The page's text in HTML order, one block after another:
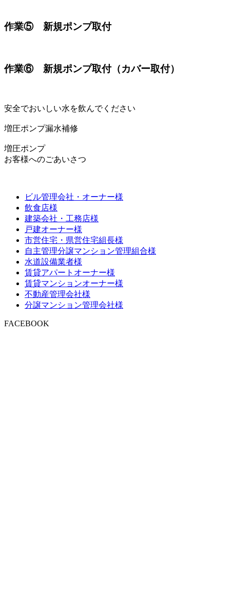
作業⑤ 新規ポンプ取付
作業⑥ 新規ポンプ取付（カバー取付）
安全でおいしい水を飲んでください
増圧ポンプ漏水補修
増圧ポンプ
お客様へのごあいさつ
ビル管理会社・オーナー様
飲食店様
建築会社・工務店様
戸建オーナー様
市営住宅・県営住宅組長様
自主管理分譲マンション管理組合様
水道設備業者様
賃貸アパートオーナー様
賃貸マンションオーナー様
不動産管理会社様
分譲マンション管理会社様
FACEBOOK